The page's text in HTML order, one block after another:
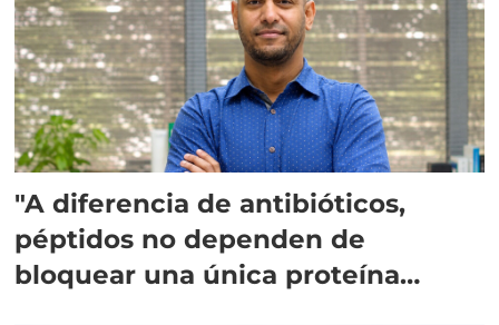
"A diferencia de antibióticos,
péptidos no dependen de
bloquear una única proteína